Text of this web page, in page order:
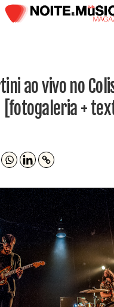
ao vivo no
[fotogaleria +